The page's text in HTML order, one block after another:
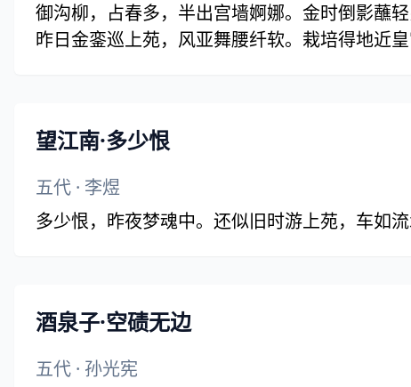
御沟柳，占春多，半出宫墙婀娜。金时倒影蘸轻
昨日金銮巡上苑，风亚舞腰纤软。栽培得地近皇
望江南·多少恨
五代 · 李煜
多少恨，昨夜梦魂中。还似旧时游上苑，车如流
酒泉子·空碛无边
五代 · 孙光宪